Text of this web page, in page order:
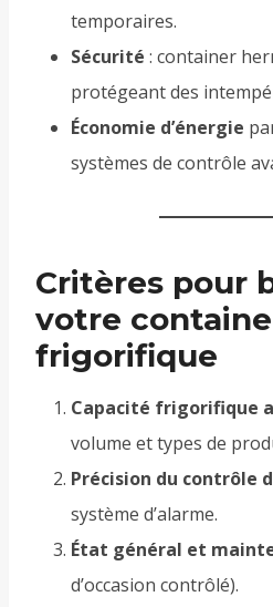
temporaires.
Sécurité : container
protégeant des
Économie d’énergie
systèmes de contrôle
Critères pour
votre
frigorifique
Capacité frigorifique
volume et types de
Précision du contrôle
système d’alarme.
État général et
d’occasion contrôlé).